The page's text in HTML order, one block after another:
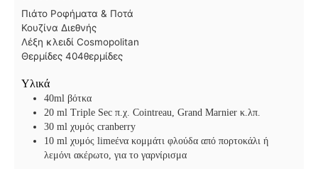
Πιάτο Ροφήματα & Ποτά
Κουζίνα Διεθνής
Λέξη κλειδί Cosmopolitan
Θερμίδες 404θερμίδες
Υλικά
40ml βότκα
20 ml Triple Sec π.χ. Cointreau, Grand Marnier κ.λπ.
30 ml χυμός cranberry
10 ml χυμός limeένα κομμάτι φλούδα από πορτοκάλι ή
λεμόνι ακέρωτο, για το γαρνίρισμα